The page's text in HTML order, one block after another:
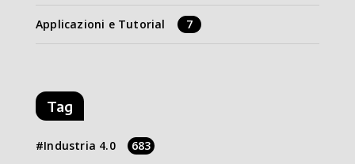
Applicazioni e Tutorial 7
Tag
Industria 4.0 683